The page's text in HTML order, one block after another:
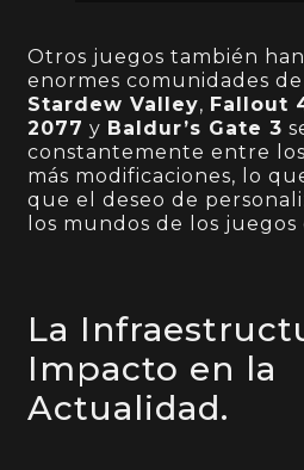
Otros juegos también
enormes comunidades
Stardew Valley, Fallout
2077 y Baldur’s Gate 3
constantemente entre
más modificaciones, lo
que el deseo de
los mundos de los juegos
La
Impacto en la
Actualidad.